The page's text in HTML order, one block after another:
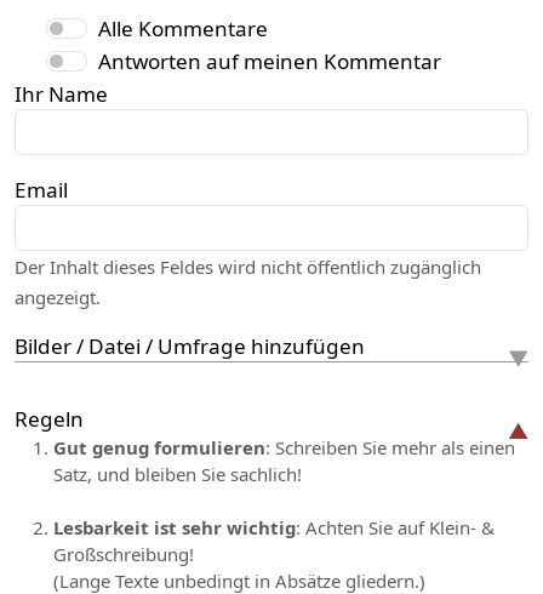
Alle Kommentare
Antworten auf meinen Kommentar
Ihr Name
Email
Der Inhalt dieses Feldes wird nicht öffentlich zugänglich
angezeigt.
Bilder / Datei / Umfrage hinzufügen
Regeln
Gut genug formulieren: Schreiben Sie mehr als einen
Satz, und bleiben Sie sachlich!
Lesbarkeit ist sehr wichtig: Achten Sie auf Klein- &
Großschreibung!
(Lange Texte unbedingt in Absätze gliedern.)